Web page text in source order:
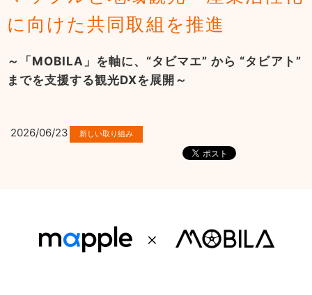
に向けた共同取組を推進
～「MOBILA」を軸に、“タビマエ” から “タビアト”
までを支援する観光DXを展開～
2026/06/23
サステナビリティ
採用情報